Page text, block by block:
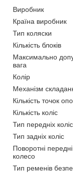
Виробник
Країна виробник
Тип коляски
Кількість блоків
Максимально
вага
Колір
Механізм
Кількість точок
Кількість коліс
Тип передніх коліс
Тип задніх коліс
Поворотні
колесо
Тип ременів